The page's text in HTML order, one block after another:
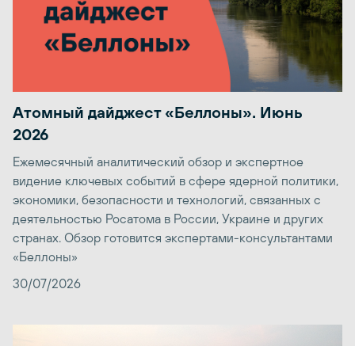
Атомный дайджест «Беллоны». Июнь
2026
Ежемесячный аналитический обзор и экспертное
видение ключевых событий в сфере ядерной политики,
экономики, безопасности и технологий, связанных с
деятельностью Росатома в России, Украине и других
странах. Обзор готовится экспертами-консультантами
«Беллоны»
30/07/2026